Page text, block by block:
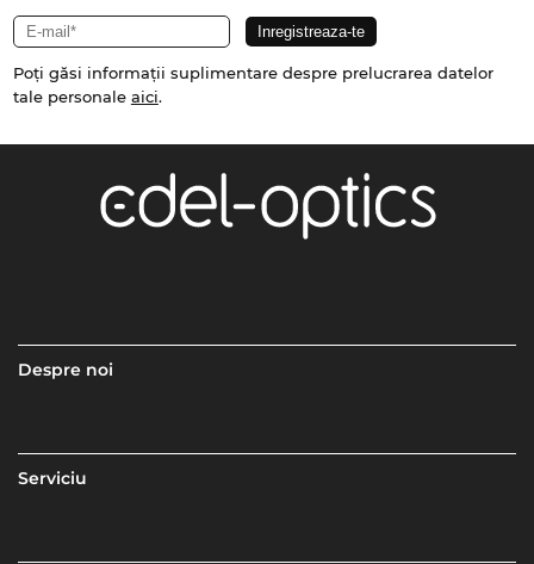
Poți găsi informații suplimentare despre prelucrarea datelor
tale personale aici.
Despre noi
Serviciu